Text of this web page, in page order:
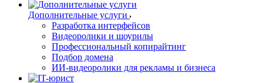
Дополнительные услуги
Разработка интерфейсов
Видеоролики и шоурилы
Профессиональный копирайтинг
Подбор домена
ИИ-видеоролики для рекламы и бизнеса